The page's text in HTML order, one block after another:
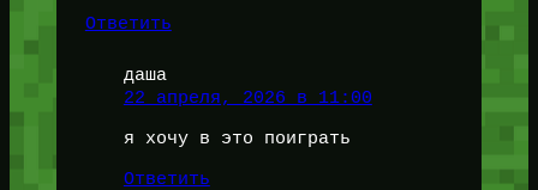
Ответить
даша
22 апреля, 2026 в 11:00
я хочу в это поиграть
Ответить